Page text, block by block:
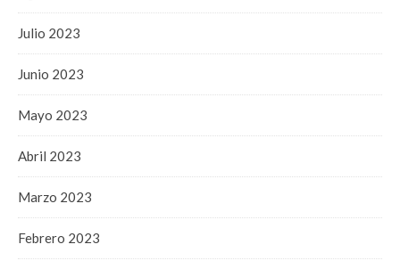
Julio 2023
Junio 2023
Mayo 2023
Abril 2023
Marzo 2023
Febrero 2023